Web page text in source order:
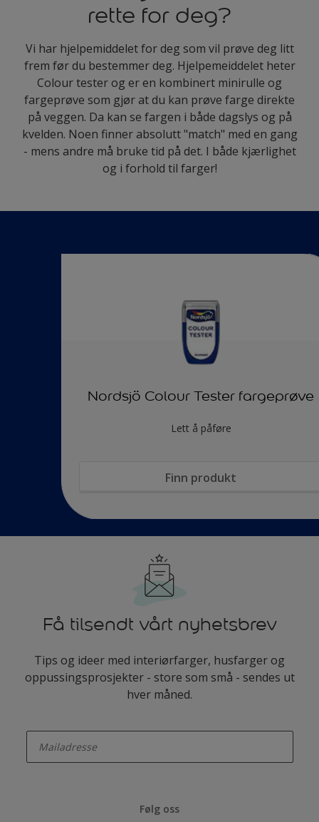
rette for deg?
Vi har hjelpemiddelet for deg som vil prøve deg litt
frem før du bestemmer deg. Hjelpemeiddelet heter
Colour tester og er en kombinert minirulle og
fargeprøve som gjør at du kan prøve farge direkte
på veggen. Da kan se fargen i både dagslys og på
kvelden. Noen finner absolutt "match" med en gang
- mens andre må bruke tid på det. I både kjærlighet
og i forhold til farger!
Nordsjö Colour Tester fargeprøve
Lett å påføre
Finn produkt
Få tilsendt vårt nyhetsbrev
Tips og ideer med interiørfarger, husfarger og
oppussingsprosjekter - store som små - sendes ut
hver måned.
Følg oss